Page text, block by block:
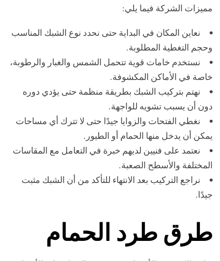
مميزات الشركة فيما يلي:
نعاين المكان في البداية حتى نحدد نوع الشبك المناسب
وحجم التغطية المطلوبة.
نستخدم خامات قوية تتحمل الشمس والغبار والرطوبة،
خاصة في الأماكن المكشوفة.
نهتم بتركيب الشبك بطريقة منظمة حتى يؤدي دوره
دون أن يسبب تشويه للواجهة.
نغطي الفتحات والزوايا جيدًا حتى لا تترك أي مساحات
يمكن أن يدخل منها الحمام أو الطيور.
نعتمد على فنيين لديهم خبرة في التعامل مع المقاسات
المختلفة والأسطح الصعبة.
نراجع التركيب بعد الانتهاء للتأكد من أن الشبك مثبت
جيدًا.
طرق طرد الحمام